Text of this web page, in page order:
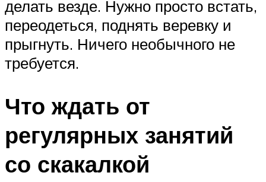
делать везде. Нужно просто встать,
переодеться, поднять веревку и
прыгнуть. Ничего необычного не
требуется.
Что ждать от
регулярных занятий
со скакалкой